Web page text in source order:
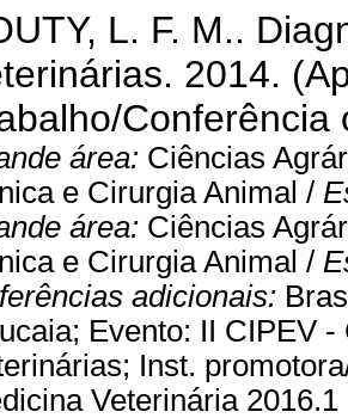
L. F. M..
2014.
Conferência
área: Ciências
e Cirurgia Animal /
área: Ciências
e Cirurgia Animal /
adicionais:
Evento: II CIPEV
Inst.
Veterinária 2016.1